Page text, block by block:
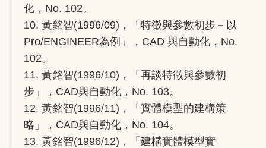
化，No. 102。
10. 黃銘智(1996/09)，「特徵與參數初步－以
Pro/ENGINEER為例」，CAD 與自動化，No.
102。
11. 黃銘智(1996/10)，「再談特徵與參數初
步」，CAD與自動化，No. 103。
12. 黃銘智(1996/11)，「實體模型的建構策
略」，CAD與自動化，No. 104。
13. 黃銘智(1996/12)，「建構實體模型實